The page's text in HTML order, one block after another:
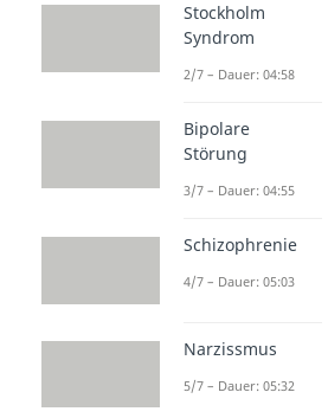
schreiben
vor
zur
(03:33)
Damit dir das
Selbstreflexion
gelingt, haben
für dich, die
solltest:
Stockholm
Syndrom
2/7 – Dauer: 04:58
Bipolare
Störung
3/7 – Dauer: 04:55
Schizophrenie
4/7 – Dauer: 05:03
Narzissmus
5/7 – Dauer: 05:32